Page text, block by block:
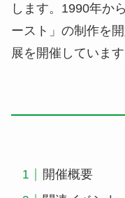
します。1990年か
ースト」の制作を
展を開催しています
開催概要